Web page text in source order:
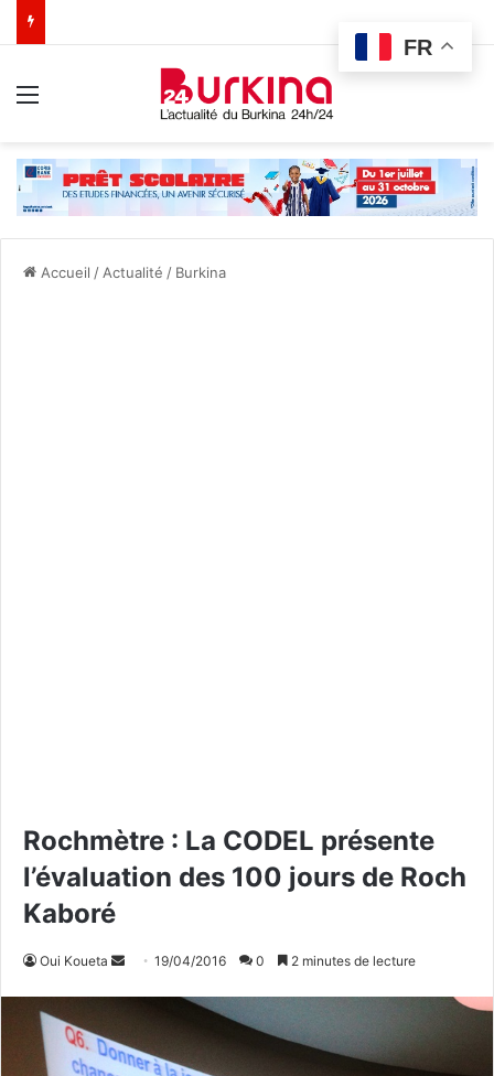
Accueil / Actualité / Burkina
Rochmètre : La CODEL présente
l’évaluation des 100 jours de Roch
Kaboré
Oui Koueta
y
19/04/2016 0 2 minutes de lecture
FR